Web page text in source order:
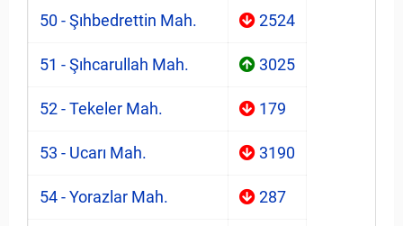
50 - Şıhbedrettin Mah. 2524
51 - Şıhcarullah Mah. 3025
52 - Tekeler Mah. 179
53 - Ucarı Mah. 3190
54 - Yorazlar Mah. 287